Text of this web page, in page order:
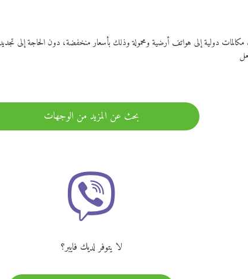
مكالمات دولية إلى هواتف أرضية ومحمولة وذلك بأسعار منخفضة، دون الحاجة
بحث عن المزيد من الوجهات
لا يتوفر لديك فايبر؟